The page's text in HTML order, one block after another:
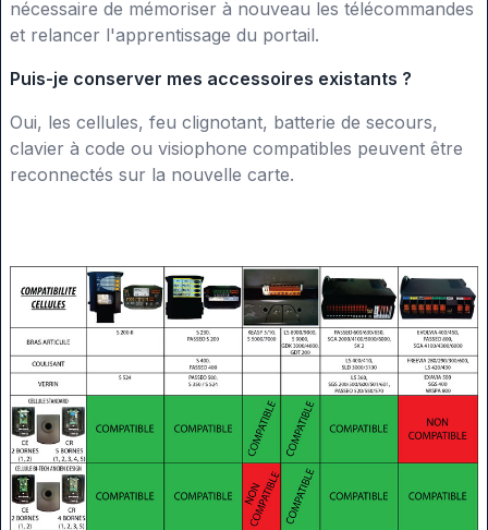
nécessaire de mémoriser à nouveau les télécommandes
et relancer l'apprentissage du portail.
Puis-je conserver mes accessoires existants ?
Oui, les cellules, feu clignotant, batterie de secours,
clavier à code ou visiophone compatibles peuvent être
reconnectés sur la nouvelle carte.